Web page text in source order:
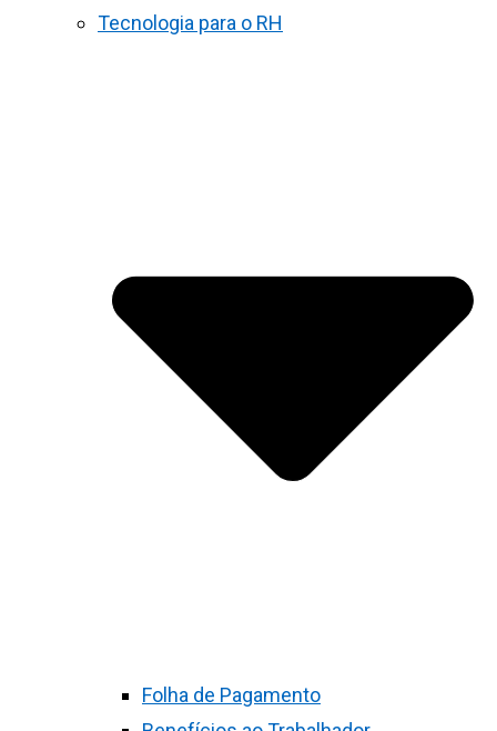
Tecnologia para o RH
Folha de Pagamento